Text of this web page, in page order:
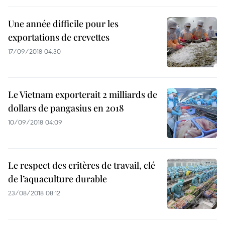
Une année difficile pour les
exportations de crevettes
17/09/2018 04:30
Le Vietnam exporterait 2 milliards de
dollars de pangasius en 2018
10/09/2018 04:09
Le respect des critères de travail, clé
de l’aquaculture durable
23/08/2018 08:12